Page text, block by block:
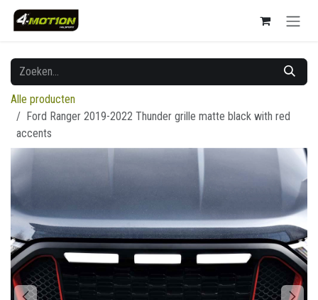
Overslaan naar inhoud
Alle producten
Ford Ranger 2019-2022 Thunder grille matte black with red
accents